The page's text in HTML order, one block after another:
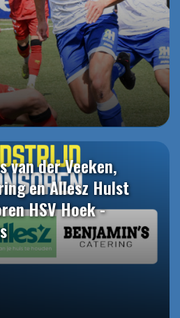
van der Veeken,
en Allesz Hulst
HSV Hoek -